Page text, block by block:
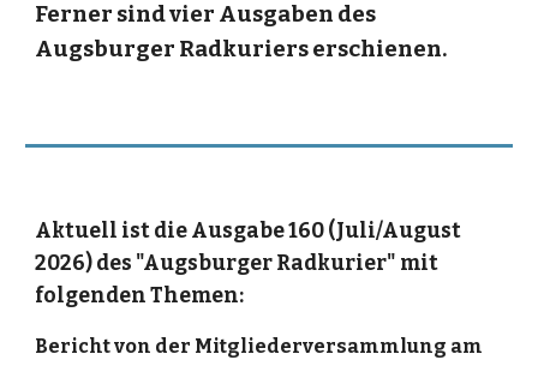
Ferner sind vier Ausgaben des
Augsburger Radkuriers erschienen.
Aktuell ist die Ausgabe 160 (Juli/August
2026) des "Augsburger Radkurier" mit
folgenden Themen:
Bericht von der Mitgliederversammlung am